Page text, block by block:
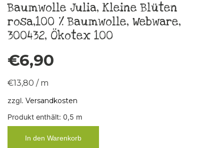
Baumwolle Julia, Kleine Blüten
rosa,100 % Baumwolle, Webware,
300432, Ökotex 100
€6,90
€13,80 / m
zzgl. Versandkosten
Produkt enthält: 0,5 m
In den Warenkorb